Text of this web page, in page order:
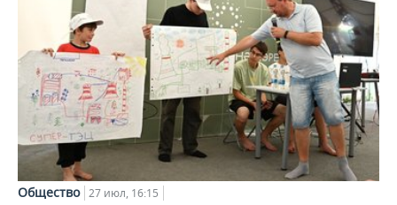
Общество 27 июл, 16:15